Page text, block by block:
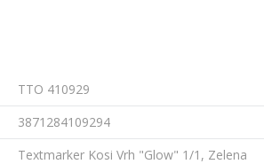
TTO 410929
3871284109294
Textmarker Kosi Vrh "Glow" 1/1, Zelena